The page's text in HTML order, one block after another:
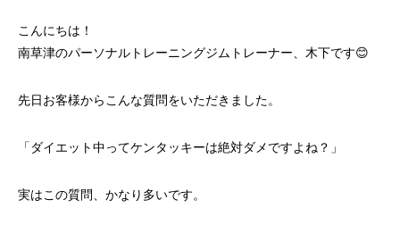
こんにちは！
南草津のパーソナルトレーニングジムトレーナー、木下です😊
先日お客様からこんな質問をいただきました。
「ダイエット中ってケンタッキーは絶対ダメですよね？」
実はこの質問、かなり多いです。